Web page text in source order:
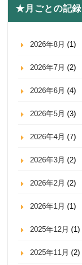
★月ごとの記録
2026年8月 (1)
2026年7月 (2)
2026年6月 (4)
2026年5月 (3)
2026年4月 (7)
2026年3月 (2)
2026年2月 (2)
2026年1月 (1)
2025年12月 (1)
2025年11月 (2)